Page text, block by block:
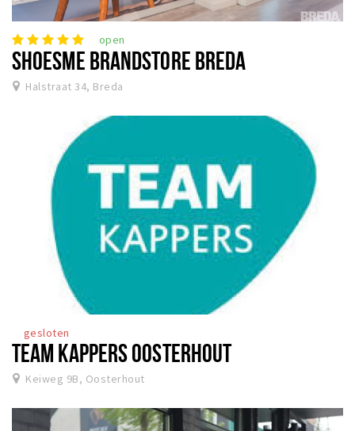
open
SHOESME BRANDSTORE BREDA
Halstraat 34, Breda
gesloten
TEAM KAPPERS OOSTERHOUT
Keiweg 9B, Oosterhout